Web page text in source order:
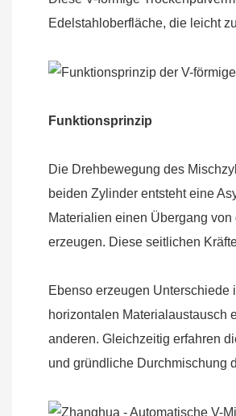
Edelstahloberfläche, die leicht
Funktionsprinzip
Die Drehbewegung des
beiden Zylinder entsteht eine
Materialien einen Übergang
erzeugen. Diese seitlichen
Ebenso erzeugen Unterschiede
horizontalen Materialaustausch
anderen. Gleichzeitig erfahren
und gründliche Durchmischung